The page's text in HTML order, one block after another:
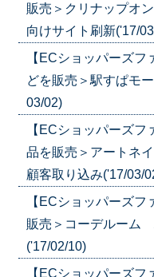
販売＞クリナップオ
向けサイト刷新('17/
【ECショッパーズ
どを販売＞駅すぱモ
03/02)
【ECショッパーズ
品を販売＞アートネ
顧客取り込み('17/03/
【ECショッパーズ
販売＞コーデルーム
('17/02/10)
【ECショッパーズ